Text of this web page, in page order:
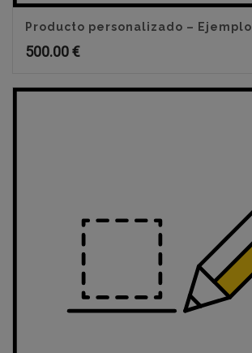
Producto personalizado – Ejemplo
500.00€